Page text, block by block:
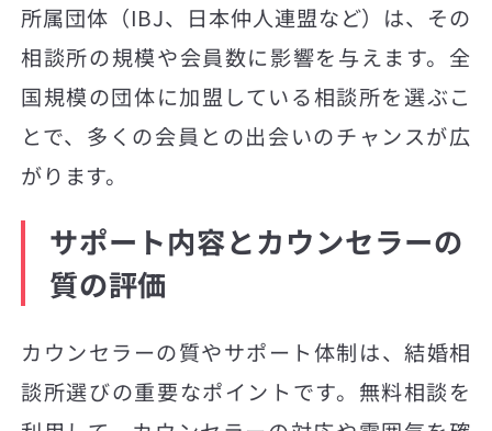
所属団体（IBJ、日本仲人連盟など）は、その
相談所の規模や会員数に影響を与えます。全
国規模の団体に加盟している相談所を選ぶこ
とで、多くの会員との出会いのチャンスが広
がります。
サポート内容とカウンセラーの
質の評価
カウンセラーの質やサポート体制は、結婚相
談所選びの重要なポイントです。無料相談を